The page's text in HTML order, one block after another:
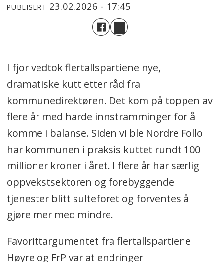
PUBLISERT 23.02.2026 - 17:45
I fjor vedtok flertallspartiene nye,
dramatiske kutt etter råd fra
kommunedirektøren. Det kom på toppen av
flere år med harde innstramminger for å
komme i balanse. Siden vi ble Nordre Follo
har kommunen i praksis kuttet rundt 100
millioner kroner i året. I flere år har særlig
oppvekstsektoren og forebyggende
tjenester blitt sulteforet og forventes å
gjøre mer med mindre.
Favorittargumentet fra flertallspartiene
Høyre og FrP var at endringer i